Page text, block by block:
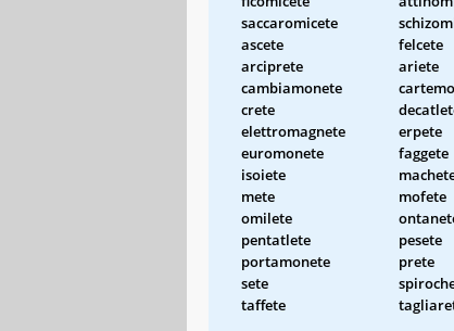
saccaromicete
ascete
felcete
arciprete
ariete
cambiamonete
crete
elettromagnete
erpete
euromonete
faggete
isoiete
mete
mofete
omilete
pentatlete
pesete
portamonete
prete
sete
taffete